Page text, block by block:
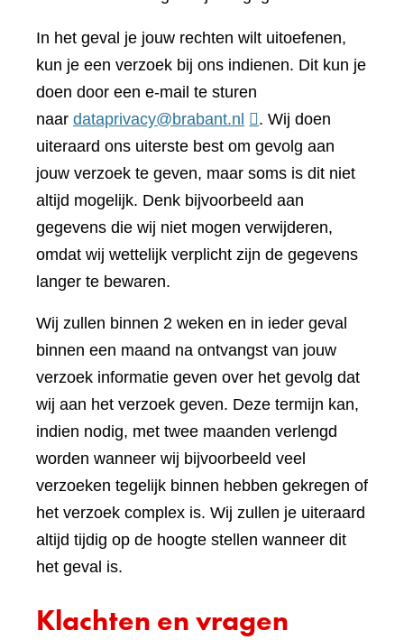
In het geval je jouw rechten wilt uitoefenen,
kun je een verzoek bij ons indienen. Dit kun je
doen door een e-mail te sturen
naar dataprivacy@brabant.nl
. Wij doen
uiteraard ons uiterste best om gevolg aan
jouw verzoek te geven, maar soms is dit niet
altijd mogelijk. Denk bijvoorbeeld aan
gegevens die wij niet mogen verwijderen,
omdat wij wettelijk verplicht zijn de gegevens
langer te bewaren.
Wij zullen binnen 2 weken en in ieder geval
binnen een maand na ontvangst van jouw
verzoek informatie geven over het gevolg dat
wij aan het verzoek geven. Deze termijn kan,
indien nodig, met twee maanden verlengd
worden wanneer wij bijvoorbeeld veel
verzoeken tegelijk binnen hebben gekregen of
het verzoek complex is. Wij zullen je uiteraard
altijd tijdig op de hoogte stellen wanneer dit
het geval is.
Klachten en vragen